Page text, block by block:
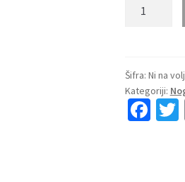
Chelsea
Dario
Essugo
Šifra: Ni na
Kategoriji:
Fa